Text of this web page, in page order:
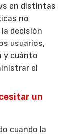
en distintas
no
decisión
usuarios,
y cuánto
el
un
cuando la